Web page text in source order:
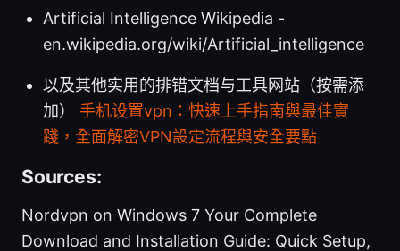
Artificial Intelligence Wikipedia -
en.wikipedia.org/wiki/Artificial_intelligence
以及其他实用的排错文档与工具网站（按需添
加） 手机设置vpn：快速上手指南與最佳實
踐，全面解密VPN設定流程與安全要點
Sources:
Nordvpn on Windows 7 Your Complete
Download and Installation Guide: Quick Setup,